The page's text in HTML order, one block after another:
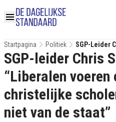
Startpagina Politiek
SGP-Leider
Voeren
- Kinderen
SGP-leider Chris
“Liberalen
christelijke
niet van de staat”